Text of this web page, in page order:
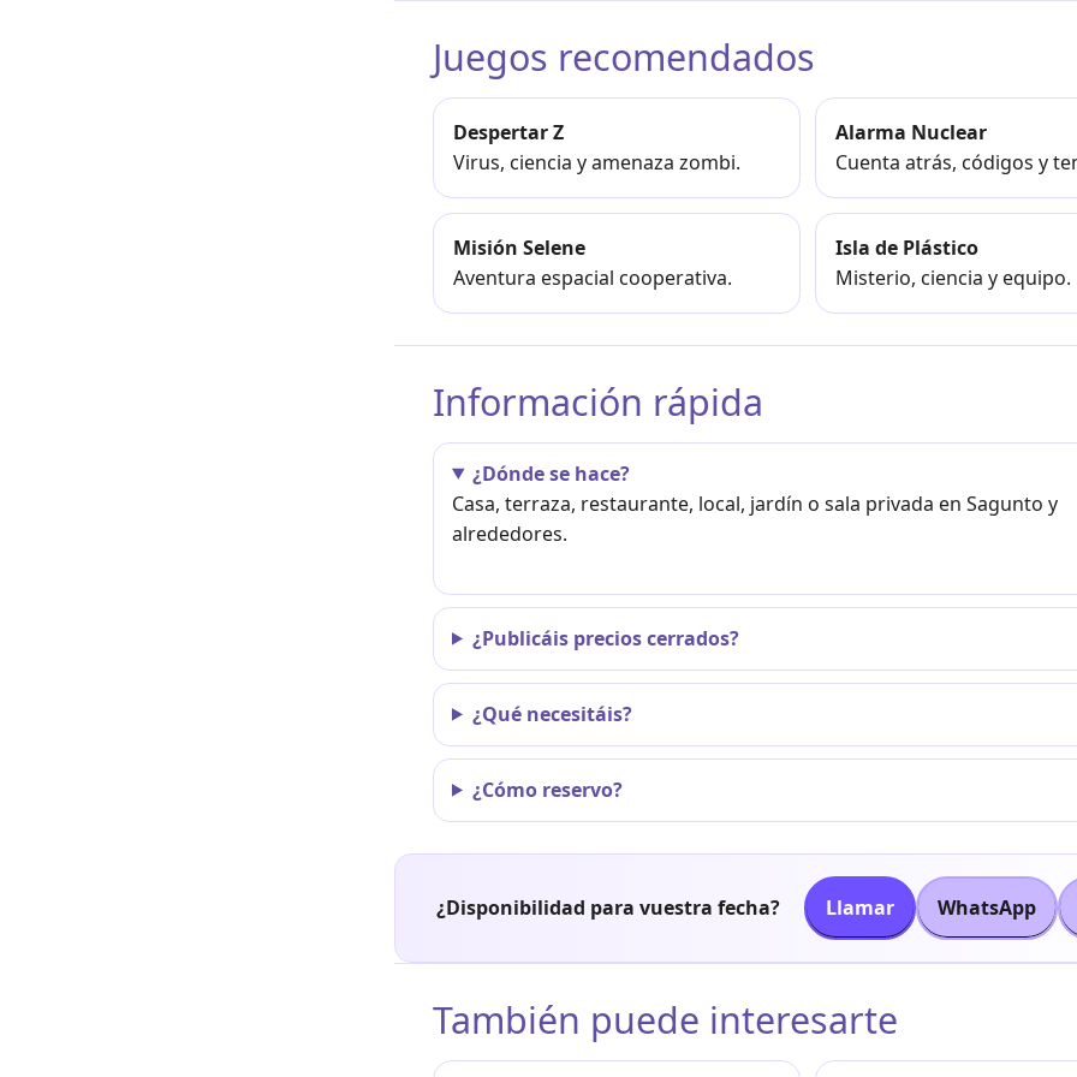
Juegos recomendados
Despertar Z
Virus, ciencia y amenaza zombi.
Alarma Nuclear
Cuenta atrás, códigos y
Misión Selene
Aventura espacial cooperativa.
Isla de Plástico
Misterio, ciencia y equipo.
Información rápida
¿Dónde se hace?
Casa, terraza, restaurante, local, jardín o sala privada en Sagunto y
alrededores.
¿Publicáis precios cerrados?
¿Qué necesitáis?
¿Cómo reservo?
¿Disponibilidad para vuestra fecha? Llamar WhatsApp
También puede interesarte